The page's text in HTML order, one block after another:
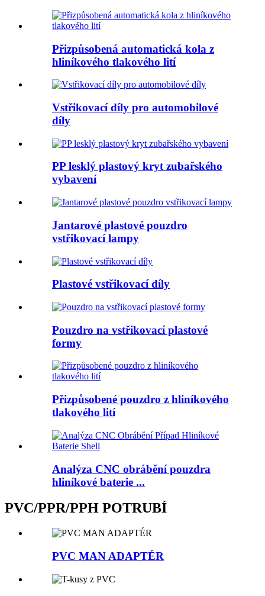
Přizpůsobená automatická kola z
hliníkového tlakového lití
Vstřikovací díly pro automobilové
díly
PP lesklý plastový kryt zubařského
vybavení
Jantarové plastové pouzdro
vstřikovací lampy
Plastové vstřikovací díly
Pouzdro na vstřikovací plastové
formy
Přizpůsobené pouzdro z hliníkového
tlakového lití
Analýza CNC obrábění pouzdra
hliníkové baterie ...
PVC/PPR/PPH POTRUBÍ
PVC MAN ADAPTÉR